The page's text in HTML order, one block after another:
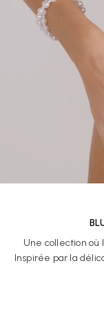
Une collection
Inspirée par la